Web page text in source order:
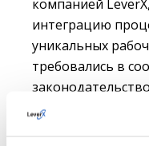
компанией
интеграцию
уникальных
требовались в
предоставило
возможность